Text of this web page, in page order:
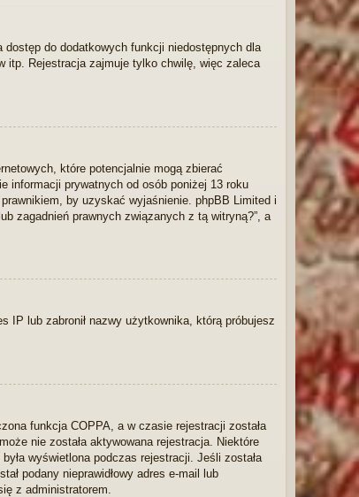
do dodatkowych funkcji niedostępnych dla
itp. Rejestracja zajmuje tylko chwilę, więc zaleca
które potencjalnie mogą zbierać
informacji prywatnych od osób poniżej 13 roku
by uzyskać wyjaśnienie. phpBB Limited i
zagadnień prawnych związanych z tą witryną?”, a
IP lub zabronił nazwy użytkownika, którą próbujesz
funkcja COPPA, a w czasie rejestracji została
nie została aktywowana rejestracja. Niektóre
wyświetlona podczas rejestracji. Jeśli została
podany nieprawidłowy adres e-mail lub
z administratorem.